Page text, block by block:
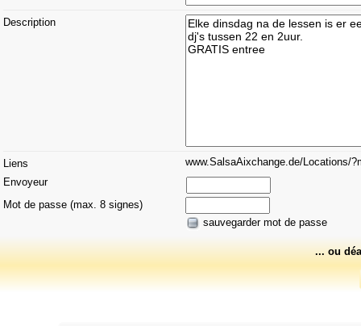
Description
Liens
www.SalsaAixchange.de/Locations/
Envoyeur
Mot de passe (max. 8 signes)
sauvegarder mot de passe
... ou